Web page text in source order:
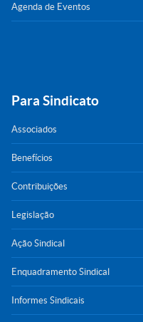
Agenda de Eventos
Para Sindicato
Associados
Benefícios
Contribuições
Legislação
Ação Sindical
Enquadramento Sindical
Informes Sindicais